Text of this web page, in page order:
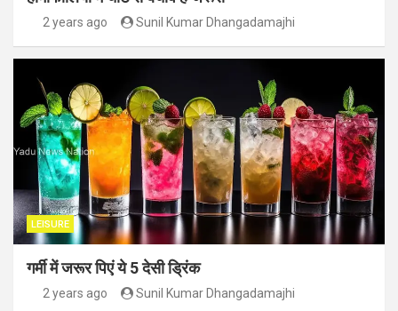
2 years ago Sunil Kumar Dhangadamajhi
LEISURE
गर्मी में जरूर पिएं ये 5 देसी ड्रिंक
2 years ago Sunil Kumar Dhangadamajhi